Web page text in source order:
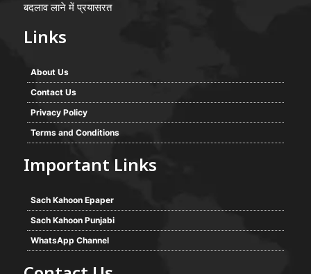
बदलाव लाने में प्रयासरत
Links
About Us
Contact Us
Privacy Policy
Terms and Conditions
Important Links
Sach Kahoon Epaper
Sach Kahoon Punjabi
WhatsApp Channel